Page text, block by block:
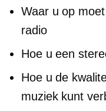
Waar u op
radio
Hoe u een
Hoe u de
muziek kunt